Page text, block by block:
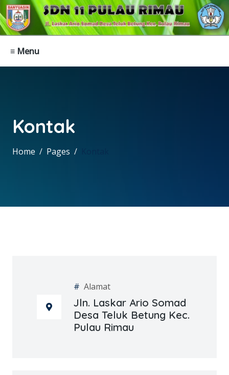
≡ Menu
Kontak
Home Pages
# Alamat
Jln. Laskar Ario Somad
Desa Teluk Betung Kec.
Pulau Rimau